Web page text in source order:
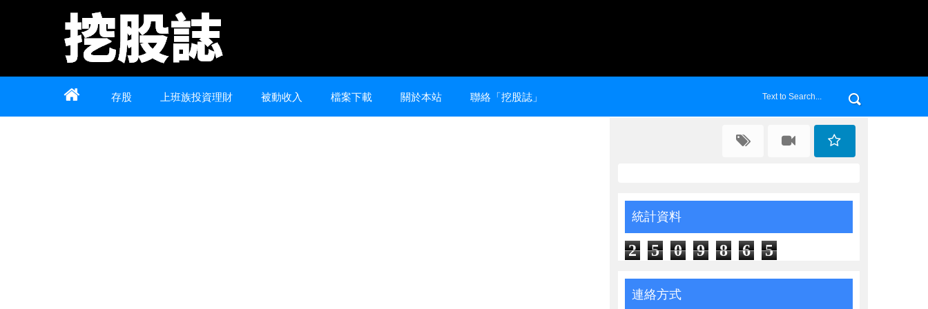
Home About Contact
存股 上班族投資理財 被動收入 檔案下載 關於本站 聯絡「挖股誌」
統計資料
2 5 0 9 8 6 5
連絡方式